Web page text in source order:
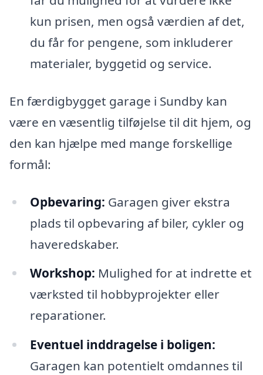
kun prisen, men også værdien af det,
du får for pengene, som inkluderer
materialer, byggetid og service.
En færdigbygget garage i Sundby kan
være en væsentlig tilføjelse til dit hjem, og
den kan hjælpe med mange forskellige
formål:
Opbevaring: Garagen giver ekstra
plads til opbevaring af biler, cykler og
haveredskaber.
Workshop: Mulighed for at indrette et
værksted til hobbyprojekter eller
reparationer.
Eventuel inddragelse i boligen:
Garagen kan potentielt omdannes til